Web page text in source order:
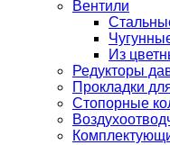
Вентили
Из
Редукторы
Прокладки
Стопорные